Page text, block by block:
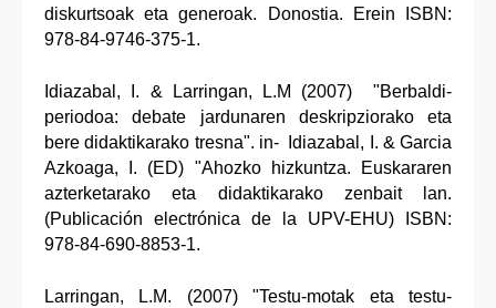
diskurtsoak eta generoak. Donostia. Erein ISBN:
978-84-9746-375-1.
Idiazabal, I. & Larringan, L.M (2007) "Berbaldi-
periodoa: debate jardunaren deskripziorako eta
bere didaktikarako tresna". in- Idiazabal, I. & Garcia
Azkoaga, I. (ED) "Ahozko hizkuntza. Euskararen
azterketarako eta didaktikarako zenbait lan.
(Publicación electrónica de la UPV-EHU) ISBN:
978-84-690-8853-1.
Larringan, L.M. (2007) "Testu-motak eta testu-